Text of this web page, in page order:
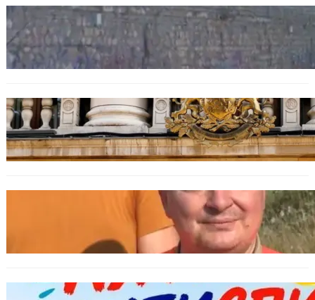
БЪЛГАРИЯ
Ограничават движението по улица
„Вълноломна“ във Варна
БЪЛГАРИЯ
Дрон навлезе в България край границата с
Румъния
МЗХ: Ловните билети ще могат да се
издават онлайн
БЪЛГАРИЯ